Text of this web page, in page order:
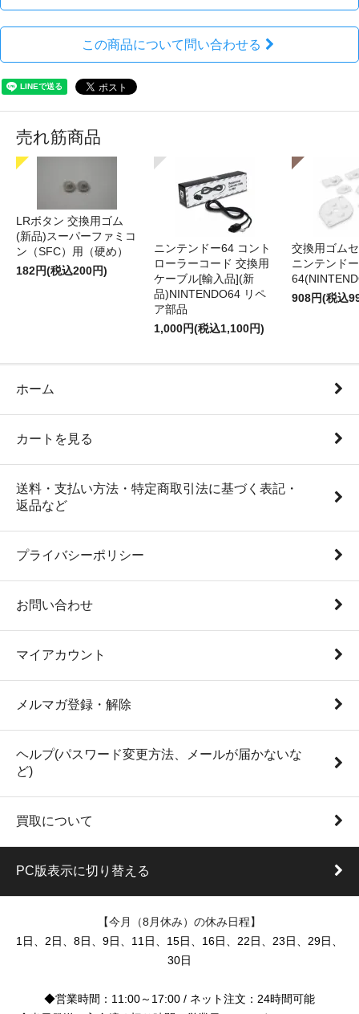
この商品について問い合わせる
売れ筋商品
LRボタン 交換用ゴム
(新品)スーパーファミコ
ン（SFC）用（硬め）
182円(税込200円)
ニンテンドー64 コント
ローラーコード 交換用
ケーブル[輸入品](新
品)NINTENDO64 リペ
ア部品
1,000円(税込1,100円)
交換用ゴム
ニンテンドー
908円(税込
ホーム
カートを見る
送料・支払い方法・特定商取引法に基づく表記・
返品など
プライバシーポリシー
お問い合わせ
マイアカウント
メルマガ登録・解除
ヘルプ(パスワード変更方法、メールが届かないな
ど)
買取について
PC版表示に切り替える
【今月（8月休み）の休み日程】
1日、2日、8日、9日、11日、15日、16日、22日、23日、29日、
30日
◆営業時間：11:00～17:00 / ネット注文：24時間可能